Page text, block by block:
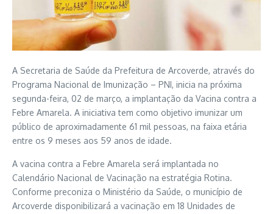
A Secretaria de Saúde da Prefeitura de Arcoverde, através do
Programa Nacional de Imunização – PNI, inicia na próxima
segunda-feira, 02 de março, a implantação da Vacina contra a
Febre Amarela. A iniciativa tem como objetivo imunizar um
público de aproximadamente 61 mil pessoas, na faixa etária
entre os 9 meses aos 59 anos de idade.
A vacina contra a Febre Amarela será implantada no
Calendário Nacional de Vacinação na estratégia Rotina.
Conforme preconiza o Ministério da Saúde, o município de
Arcoverde disponibilizará a vacinação em 18 Unidades de